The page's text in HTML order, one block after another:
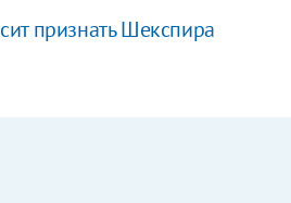
признать Шекспира